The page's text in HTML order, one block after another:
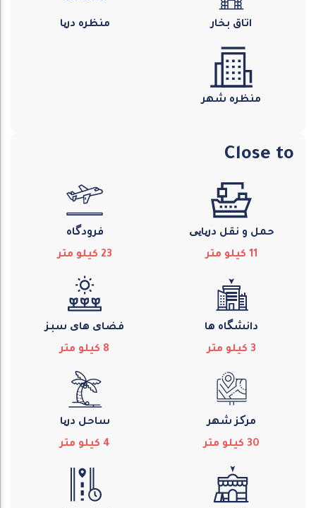
اتاق بخار منظره دریا
منظره شهر
Close to
حمل و نقل دریایی
11 كيلو متر
فرودگاه
23 كيلو متر
دانشگاه ها
3 كيلو متر
فضای های سبز
8 كيلو متر
مرکز شهر
30 كيلو متر
ساحل دریا
4 كيلو متر